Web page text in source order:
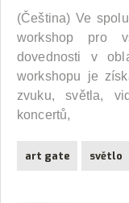
(Čeština) Ve
workshop pro
dovednosti v
workshopu je
zvuku, světla,
koncertů,
art gate světlo